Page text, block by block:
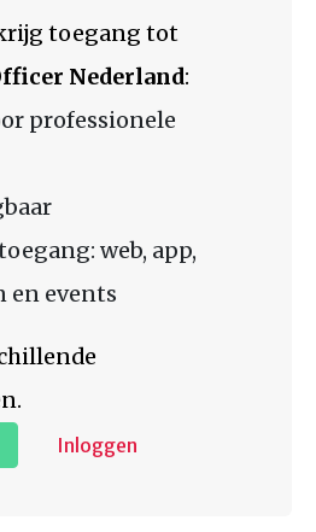
toegang tot
Nederland:
professionele
web, app,
en events
Inloggen